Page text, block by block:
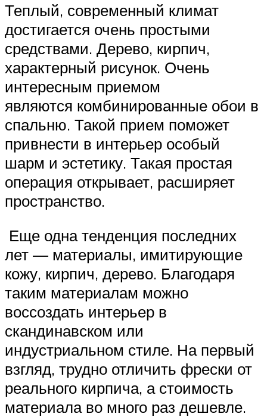
Теплый, современный климат
достигается очень простыми
средствами. Дерево, кирпич,
характерный рисунок. Очень
интересным приемом
являются комбинированные обои в
спальню. Такой прием поможет
привнести в интерьер особый
шарм и эстетику. Такая простая
операция открывает, расширяет
пространство.
Еще одна тенденция последних
лет — материалы, имитирующие
кожу, кирпич, дерево. Благодаря
таким материалам можно
воссоздать интерьер в
скандинавском или
индустриальном стиле. На первый
взгляд, трудно отличить фрески от
реального кирпича, а стоимость
материала во много раз дешевле.